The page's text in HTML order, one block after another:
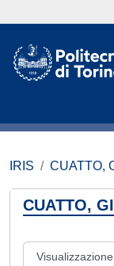
IRIS CUATTO,
CUATTO,